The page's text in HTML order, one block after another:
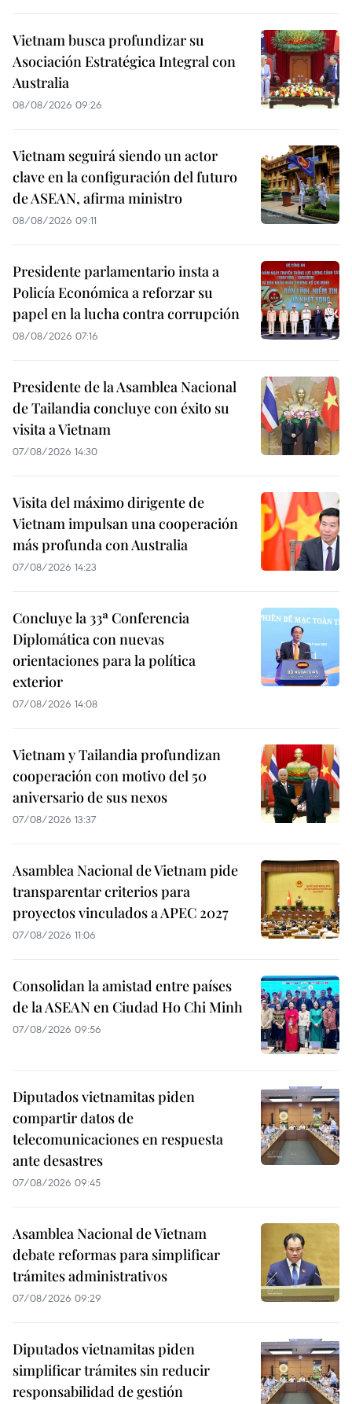
Vietnam busca profundizar su
Asociación Estratégica Integral con
Australia
08/08/2026 09:26
Vietnam seguirá siendo un actor
clave en la configuración del futuro
de ASEAN, afirma ministro
08/08/2026 09:11
Presidente parlamentario insta a
Policía Económica a reforzar su
papel en la lucha contra corrupción
08/08/2026 07:16
Presidente de la Asamblea Nacional
de Tailandia concluye con éxito su
visita a Vietnam
07/08/2026 14:30
Visita del máximo dirigente de
Vietnam impulsan una cooperación
más profunda con Australia
07/08/2026 14:23
Concluye la 33ª Conferencia
Diplomática con nuevas
orientaciones para la política
exterior
07/08/2026 14:08
Vietnam y Tailandia profundizan
cooperación con motivo del 50
aniversario de sus nexos
07/08/2026 13:37
Asamblea Nacional de Vietnam pide
transparentar criterios para
proyectos vinculados a APEC 2027
07/08/2026 11:06
Consolidan la amistad entre países
de la ASEAN en Ciudad Ho Chi Minh
07/08/2026 09:56
Diputados vietnamitas piden
compartir datos de
telecomunicaciones en respuesta
ante desastres
07/08/2026 09:45
Asamblea Nacional de Vietnam
debate reformas para simplificar
trámites administrativos
07/08/2026 09:29
Diputados vietnamitas piden
simplificar trámites sin reducir
responsabilidad de gestión